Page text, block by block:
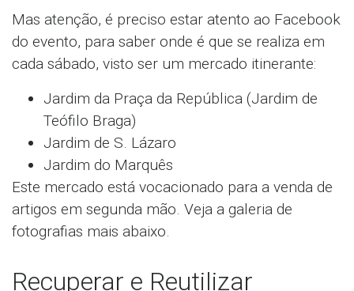
Mas atenção, é preciso estar atento ao Facebook
do evento, para saber onde é que se realiza em
cada sábado, visto ser um mercado itinerante:
Jardim da Praça da República (Jardim de
Teófilo Braga)
Jardim de S. Lázaro
Jardim do Marquês
Este mercado está vocacionado para a venda de
artigos em segunda mão. Veja a galeria de
fotografias mais abaixo.
Recuperar e Reutilizar